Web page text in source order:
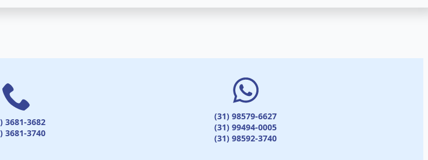
3681-3682
3681-3740
(31) 98579-6627
(31) 99494-0005
(31) 98592-3740